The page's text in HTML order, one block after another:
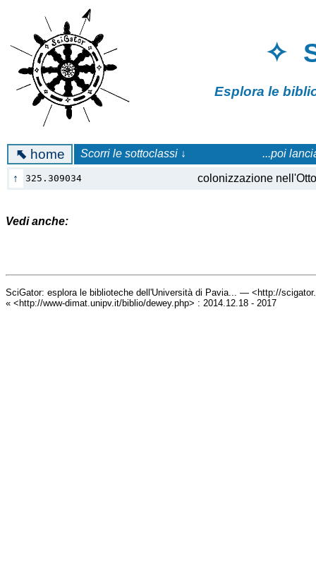
✧
Esplora le
⬉ home Scorri le sottoclassi ↓ ...poi
↑ 325.309034 colonizzazione
Vedi anche:
SciGator: esplora le biblioteche dell'Università di Pavia... — <http://
« <http://www-dimat.unipv.it/biblio/dewey.php> : 2014.12.18 - 2017